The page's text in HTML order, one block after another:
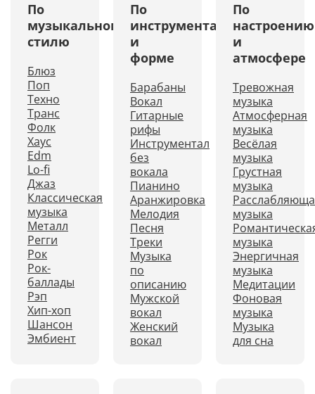
По
музыкальному
стилю
Блюз
Поп
Техно
Транс
Фолк
Хаус
Edm
Lo-fi
Джаз
Классическая
музыка
Металл
Регги
Рок
Рок-
баллады
Рэп
Хип-хоп
Шансон
Эмбиент
По
инструментам
и
форме
Барабаны
Вокал
Гитарные
рифы
Инструментал
без
вокала
Пианино
Аранжировка
Мелодия
Песня
Треки
Музыка
по
описанию
Мужской
вокал
Женский
вокал
По
настроению
и
атмосфере
Тревожная
музыка
Атмосферная
музыка
Весёлая
музыка
Грустная
музыка
музыка
музыка
Энергичная
музыка
Медитации
Фоновая
музыка
Музыка
для сна